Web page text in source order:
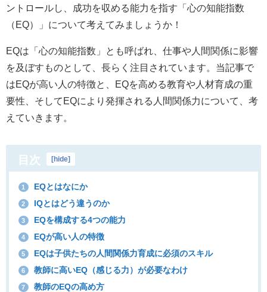
ントロールし、成功を収める能力を指す「心の知能指数
（EQ）」について考えてみましょうか！
EQは「心の知能指数」とも呼ばれ、仕事や人間関係に影響
を及ぼすものとして、長らく注目されています。当記事で
はEQが高い人の特徴と、EQを高める教育や人材育成の重
要性、そしてEQにより発揮される人間関係力について、考
えていきます。
目次 [hide]
1 EQとはなにか
2 IQとはどう違うのか
3 EQを構成する4つの能力
4 EQが高い人の特徴
5 EQは子供たちの人間関係力育成に必須のスキル
6 教師に高いEQ（感じる力）が必要なわけ
7 教師のEQの高め方